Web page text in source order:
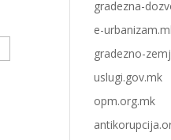
gradezna-
e-
gradezno-
uslugi.gov.mk
opm.org.mk